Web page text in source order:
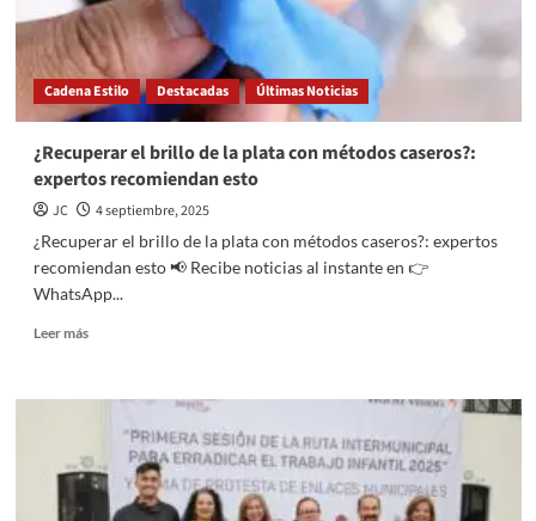
Cadena Estilo Destacadas Últimas Noticias
¿Recuperar el brillo de la plata con métodos caseros?:
expertos recomiendan esto
JC
4 septiembre, 2025
¿Recuperar el brillo de la plata con métodos caseros?: expertos
recomiendan esto 📢 Recibe noticias al instante en 👉
WhatsApp...
Leer másRead
¿Recuperar
de
la
plata